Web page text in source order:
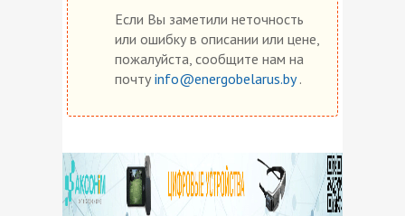
Если Вы заметили неточность
или ошибку в описании или цене,
пожалуйста, сообщите нам на
почту info@energobelarus.by.